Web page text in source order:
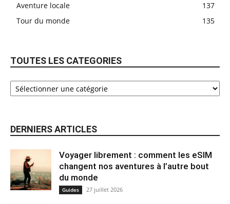
Aventure locale
137
Tour du monde
135
TOUTES LES CATEGORIES
DERNIERS ARTICLES
Voyager librement : comment les eSIM
changent nos aventures à l’autre bout
du monde
Guides 27 juillet 2026